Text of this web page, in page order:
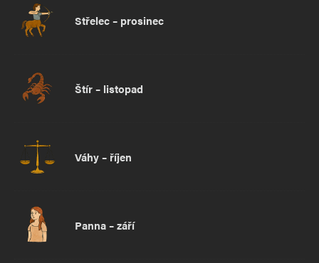
Střelec – prosinec
Štír – listopad
Váhy – říjen
Panna – září